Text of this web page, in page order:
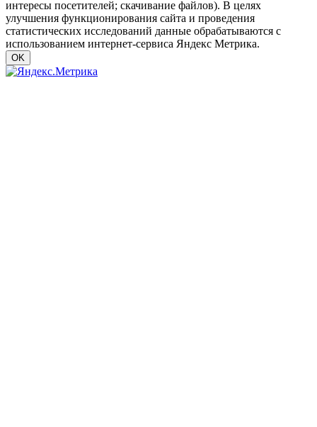
интересы посетителей; скачивание файлов). В целях
улучшения функционирования сайта и проведения
статистических исследований данные обрабатываются с
использованием интернет-сервиса Яндекс Метрика.
OK